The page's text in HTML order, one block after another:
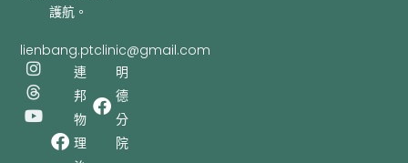
護航。
lienbang.ptclinic@gmail.com
I
n
s
t
T
h
r
e
Y
o
u
t
連
邦
物
理
明
德
分
院